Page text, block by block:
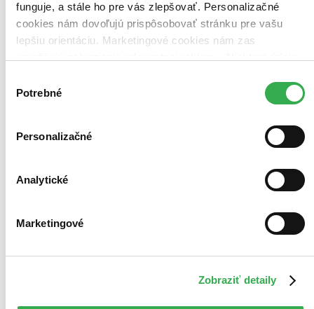
funguje, a stále ho pre vás zlepšovať. Personalizačné
cookies nám dovoľujú prispôsobovať stránku pre vašu
lepšiu orientáciu. Marketingové cookies nám zas
keby sme mohli používať všetky tieto cookies. Ďakujeme!
súhlasu
Potrebné
Personalizačné
Analytické
Marketingové
Zobraziť detaily